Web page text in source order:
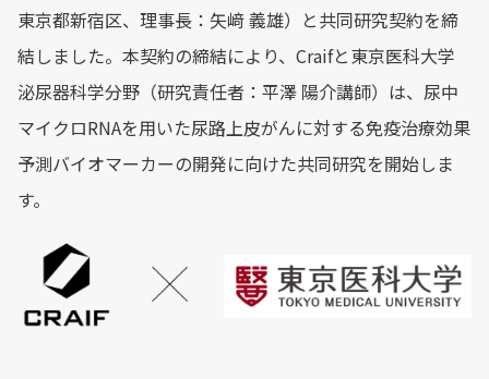
東京都新宿区、理事長：矢﨑 義雄）と共同研究契約を締
結しました。本契約の締結により、Craifと東京医科大学
泌尿器科学分野（研究責任者：平澤 陽介講師）は、尿中
マイクロRNAを用いた尿路上皮がんに対する免疫治療効果
予測バイオマーカーの開発に向けた共同研究を開始しま
す。